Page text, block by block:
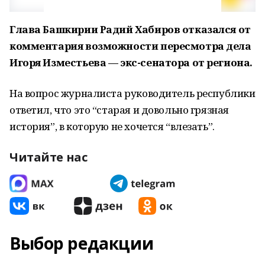
Глава Башкирии Радий Хабиров отказался от
комментария возможности пересмотра дела
Игоря Изместьева — экс-сенатора от региона.
На вопрос журналиста руководитель республики
ответил, что это “старая и довольно грязная
история”, в которую не хочется “влезать”.
Читайте нас
Выбор редакции